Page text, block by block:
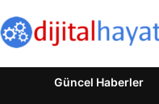
Güncel Haberler